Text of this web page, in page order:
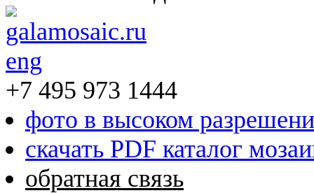
eng
+7 495 973 1444
фото в высоком
скачать PDF каталог
обратная связь